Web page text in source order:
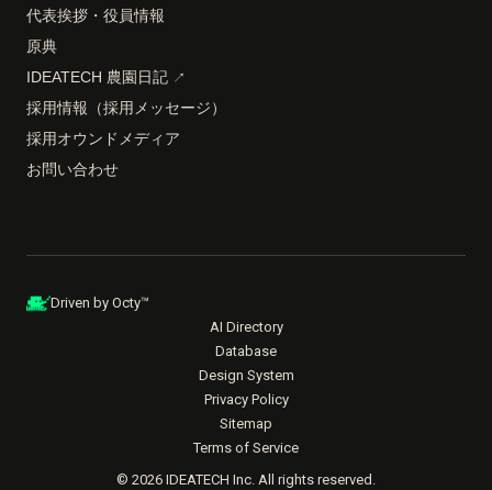
代表挨拶・役員情報
原典
IDEATECH 農園日記 ↗
採用情報（採用メッセージ）
採用オウンドメディア
お問い合わせ
Driven by Octy™
© 2026 IDEATECH Inc. All rights reserved.
AI Directory
Database
Design System
Privacy Policy
Sitemap
Terms of Service